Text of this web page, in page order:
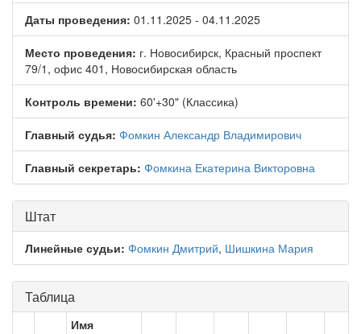
Даты проведения: 01.11.2025 - 04.11.2025
Место проведения: г. Новосибирск, Красный проспект
79/1, офис 401, Новосибирская область
Контроль времени: 60'+30" (Классика)
Главный судья: Фомкин Александр Владимирович
Главный секретарь: Фомкина Екатерина Викторовна
Штат
Линейные судьи: Фомкин Дмитрий, Шишкина Мария
Таблица
Имя